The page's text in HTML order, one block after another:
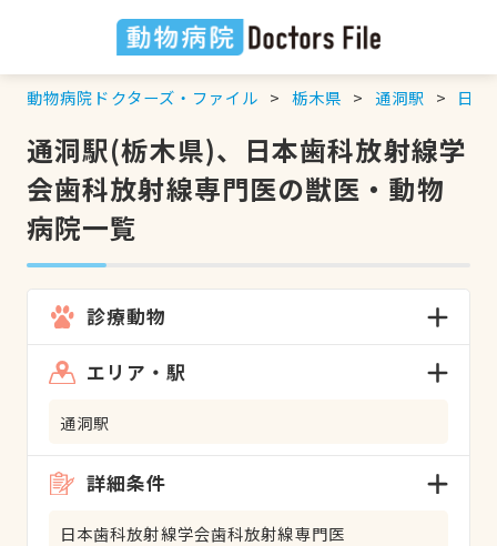
動物病院ドクターズ・ファイル 栃木県 通洞駅 日本
通洞駅(栃木県)、日本歯科放射線学
会歯科放射線専門医の獣医・動物
病院一覧
診療動物
エリア・駅
通洞駅
詳細条件
日本歯科放射線学会歯科放射線専門医